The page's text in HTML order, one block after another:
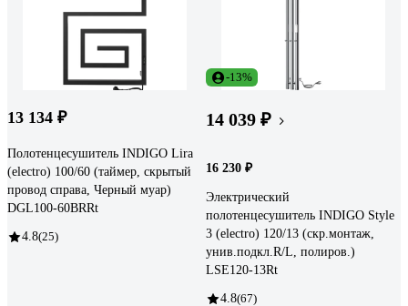
13 134 ₽
Полотенцесушитель INDIGO Lira
(electro) 100/60 (таймер, скрытый
провод справа, Черный муар)
DGL100-60BRRt
4.8(25)
-13%
14 039 ₽
16 230 ₽
Электрический
полотенцесушитель INDIGO Style
3 (electro) 120/13 (скр.монтаж,
унив.подкл.R/L, полиров.)
LSE120-13Rt
4.8(67)